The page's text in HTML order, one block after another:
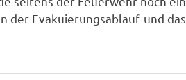
der Evakuierungsablauf und das